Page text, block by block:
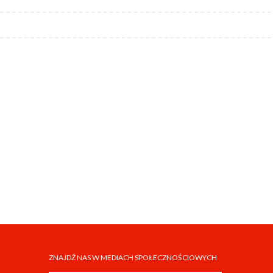
ZNAJDŹ NAS W MEDIACH SPOŁECZNOŚCIOWYCH